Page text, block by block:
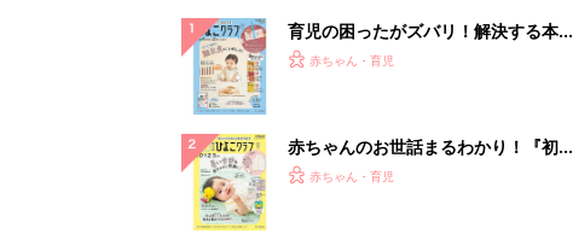
育児の困ったがズバリ！解決する本
『ひよこクラブ 秋号』 4カ月～2才
赤ちゃん・育児
赤ちゃんのお世話まるわかり！『初め
てのひよこクラブ 夏号』〈巻頭大特
赤ちゃん・育児